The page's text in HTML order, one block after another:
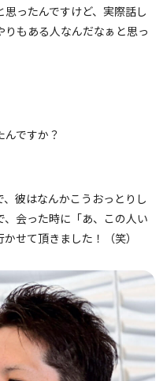
ったんですけど、実際話し
もある人なんだなぁと思っ
ですか？
彼はなんかこうおっとりし
会った時に「あ、この人い
せて頂きました！（笑）